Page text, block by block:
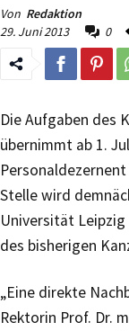
Von Redaktion
29. Juni 2013
0
Die Aufgaben des
übernimmt ab 1.
Stelle wird
Universität
des bisherigen
„Eine direkte
Rektorin Prof. Dr.